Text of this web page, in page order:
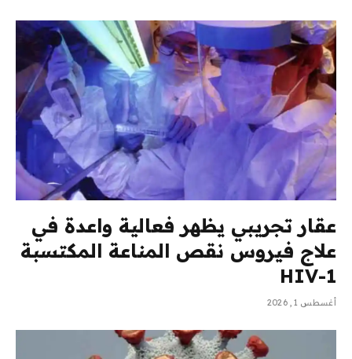
عقار تجريبي يظهر فعالية واعدة في
علاج فيروس نقص المناعة المكتسبة
HIV-1
أغسطس 1, 2026